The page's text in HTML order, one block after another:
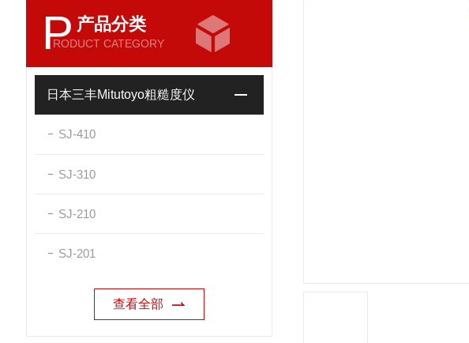
P 产品分类
RODUCT CATEGORY
日本三丰Mitutoyo粗糙度仪
SJ-410
SJ-310
SJ-210
SJ-201
查看全部